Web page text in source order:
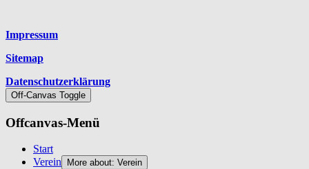
Impressum
Sitemap
Datenschutzerklärung
Off-Canvas Toggle
Offcanvas-Menü
Start
Verein
More about: Verein